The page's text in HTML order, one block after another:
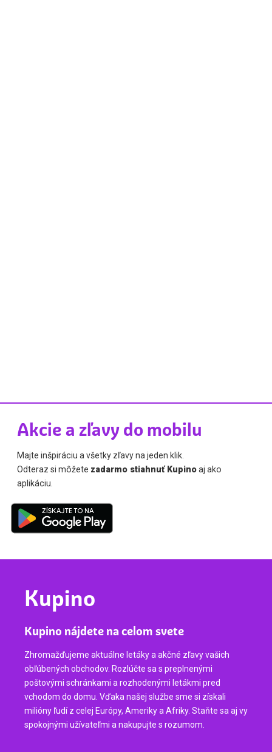
Akcie a zľavy do mobilu
Majte inšpiráciu a všetky zľavy na jeden klik.
Odteraz si môžete zadarmo stiahnuť Kupinoaj ako
aplikáciu.
Kupino
Kupino nájdete na celom svete
Zhromažďujeme aktuálne letáky a akčné zľavy vašich
obľúbených obchodov. Rozlúčte sa s preplnenými
poštovými schránkami a rozhodenými letákmi pred
vchodom do domu. Vďaka našej službe sme si získali
milióny ľudí z celej Európy, Ameriky a Afriky. Staňte sa aj vy
spokojnými užívateľmi a nakupujte s rozumom.